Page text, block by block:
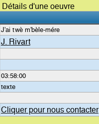
d'une oeuvre
J'ai twè m'bèle-mére
J. Rivart
03:58:00
texte
Cliquer pour nous contacter